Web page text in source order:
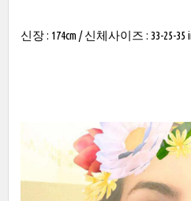
신장 : 174cm / 신체사이즈 : 33-25-35